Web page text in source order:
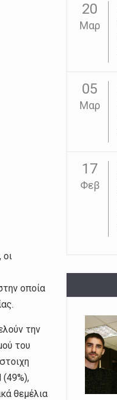
οι
οποία
την
του
θεμέλια
20
Μαρ
05
Μαρ
17
Φεβ